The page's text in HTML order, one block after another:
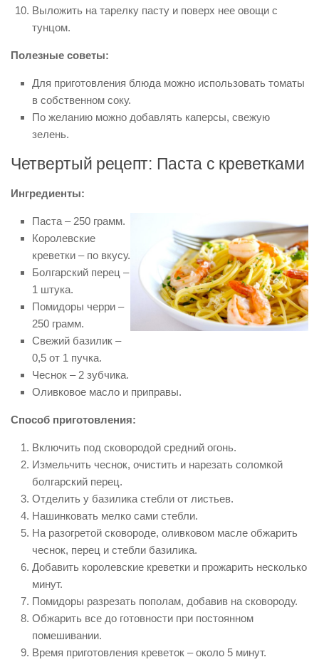
Выложить на тарелку пасту и поверх нее овощи с
тунцом.
Полезные советы:
Для приготовления блюда можно использовать томаты
в собственном соку.
По желанию можно добавлять каперсы, свежую
зелень.
Четвертый рецепт: Паста с креветками
Ингредиенты:
Паста – 250 грамм.
Королевские
креветки – по вкусу.
Болгарский перец –
1 штука.
Помидоры черри –
250 грамм.
Свежий базилик –
0,5 от 1 пучка.
Чеснок – 2 зубчика.
Оливковое масло и приправы.
Способ приготовления:
Включить под сковородой средний огонь.
Измельчить чеснок, очистить и нарезать соломкой
болгарский перец.
Отделить у базилика стебли от листьев.
Нашинковать мелко сами стебли.
На разогретой сковороде, оливковом масле обжарить
чеснок, перец и стебли базилика.
Добавить королевские креветки и прожарить несколько
минут.
Помидоры разрезать пополам, добавив на сковороду.
Обжарить все до готовности при постоянном
помешивании.
Время приготовления креветок – около 5 минут.